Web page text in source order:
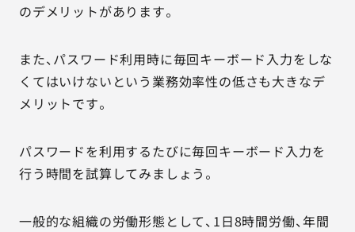
のデメリットがあります。
また、パスワード利用時に毎回キーボード入力をしな
くてはいけないという業務効率性の低さも大きなデ
メリットです。
パスワードを利用するたびに毎回キーボード入力を
行う時間を試算してみましょう。
一般的な組織の労働形態として、1日8時間労働、年間